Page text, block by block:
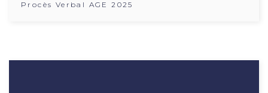
Procès Verbal AGE 2025